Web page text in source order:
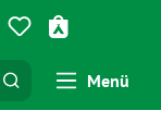
Du hast 0
Menü